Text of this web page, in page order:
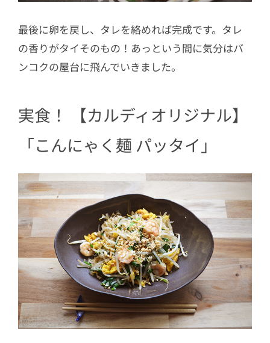
最後に卵を戻し、タレを絡めれば完成です。タレ
の香りがタイそのもの！あっという間に気分はバ
ンコクの屋台に飛んでいきました。
実食！ 【カルディオリジナル】
「こんにゃく麺 パッタイ」